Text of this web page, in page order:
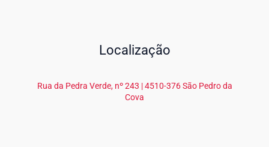
Localização
Rua da Pedra Verde, nº 243 | 4510-376 São Pedro da
Cova